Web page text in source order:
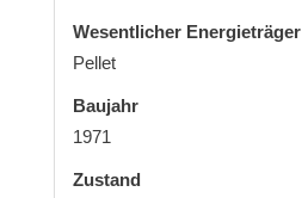
Wesentlicher Energieträger
Pellet
Baujahr
1971
Zustand